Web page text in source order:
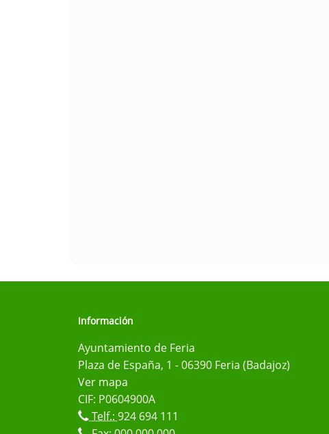
Información
Ayuntamiento de Feria
Plaza de España, 1 - 06390 Feria (Badajoz)
Ver mapa
CIF: P0604900A
Telf.: 924 694 111